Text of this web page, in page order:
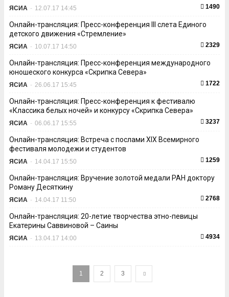
ЯСИА - 12.07.17 14:45 1490
Онлайн-трансляция: Пресс-конференция III слета Единого
детского движения «Стремление»
ЯСИА - 10.07.17 14:50 2329
Онлайн-трансляция: Пресс-конференция международного
юношеского конкурса «Скрипка Севера»
ЯСИА - 26.06.17 15:45 1722
Онлайн-трансляция: Пресс-конференция к фестивалю
«Классика белых ночей» и конкурсу «Скрипка Севера»
ЯСИА - 06.06.17 15:55 3237
Онлайн-трансляция: Встреча с послами XIX Всемирного
фестиваля молодежи и студентов
ЯСИА - 14.04.17 15:50 1259
Онлайн-трансляция: Вручение золотой медали РАН доктору
Роману Десяткину
ЯСИА - 14.04.17 11:50 2768
Онлайн-трансляция: 20-летие творчества этно-певицы
Екатерины Саввиновой – Саины
ЯСИА - 13.04.17 14:00 4934
1 2 3